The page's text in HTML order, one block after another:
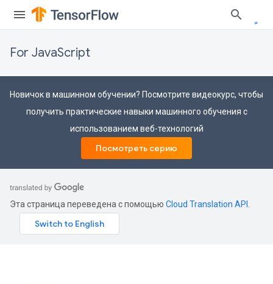
For JavaScript
Новичок в машинном обучении? Посмотрите видеокурс, чтобы
получить практические навыки машинного обучения с
использованием веб-технологий
Посмотреть серию
Эта страница переведена с помощью Cloud Translation API